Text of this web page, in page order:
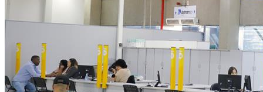
Brasileirão Série A
Brasileirão Série B
Copa do Brasil
Libertadores
Sul-Americana
Copa América
Champions League